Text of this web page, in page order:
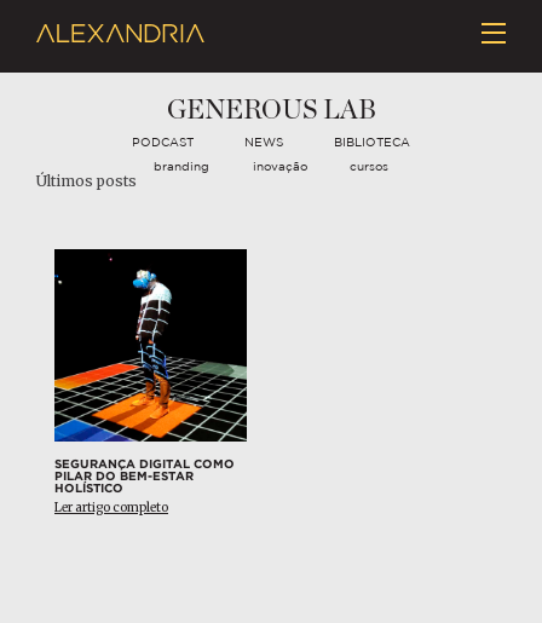
GENEROUS LAB
PODCAST NEWS BIBLIOTECA
branding inovação cursos
Últimos posts
SEGURANÇA DIGITAL COMO
PILAR DO BEM-ESTAR
HOLÍSTICO
Ler artigo completo